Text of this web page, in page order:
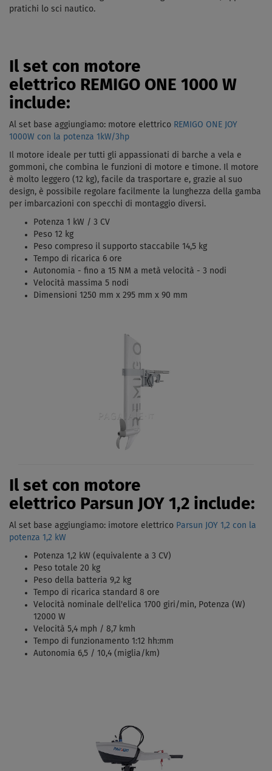
pratichi lo sci nautico.
Il set con motore
elettrico REMIGO ONE 1000 W
include:
Al set base aggiungiamo: motore elettrico REMIGO ONE JOY
1000W con la potenza 1kW/3hp
Il motore ideale per tutti gli appassionati di barche a vela e
gommoni, che combina le funzioni di motore e timone. Il motore
è molto leggero (12 kg), facile da trasportare e, grazie al suo
design, è possibile regolare facilmente la lunghezza della gamba
per imbarcazioni con specchi di montaggio diversi.
Potenza 1 kW / 3 CV
Peso 12 kg
Peso compreso il supporto staccabile 14,5 kg
Tempo di ricarica 6 ore
Autonomia - fino a 15 NM a metà velocità - 3 nodi
Velocità massima 5 nodi
Dimensioni 1250 mm x 295 mm x 90 mm
Il set con motore
elettrico Parsun JOY 1,2 include:
Al set base aggiungiamo: imotore elettrico Parsun JOY 1,2 con la
potenza 1,2 kW
Potenza 1,2 kW (equivalente a 3 CV)
Peso totale 20 kg
Peso della batteria 9,2 kg
Tempo di ricarica standard 8 ore
Velocità nominale dell'elica 1700 giri/min, Potenza (W)
12000 W
Velocità 5,4 mph / 8,7 kmh
Tempo di funzionamento 1:12 hh:mm
Autonomia 6,5 / 10,4 (miglia/km)